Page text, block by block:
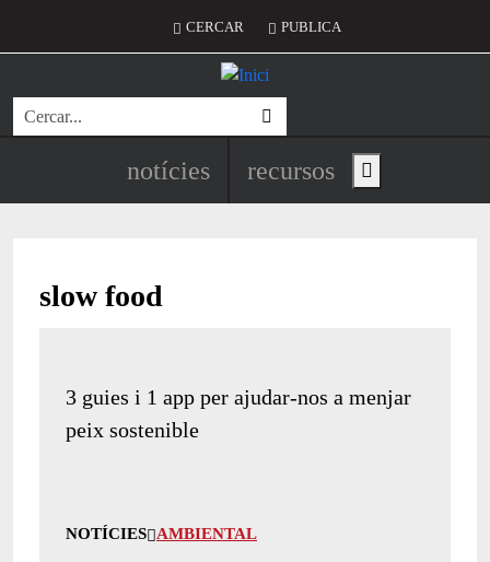
Menú del compte d'usuari
CERCAR PUBLICA
Cerca
Navegació principal de
notícies recursos Show main menu
slow food
3 guies i 1 app per ajudar-nos a menjar
peix sostenible
NOTÍCIES AMBIENTAL